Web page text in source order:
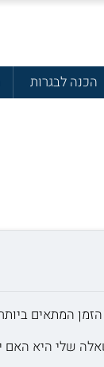
הכנה לבגרות
המתאים
השאלה שלי היא